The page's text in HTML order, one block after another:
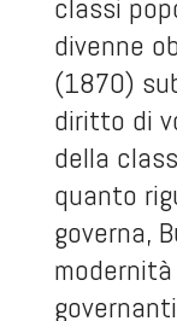
classi
divenne
(1870)
diritto di
della
quanto
governa,